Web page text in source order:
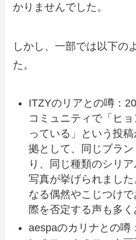
かりませんでした。
しかし、一部では以下の
た。
ITZYのリアとの噂：
コミュニティで「ヒ
っている」という投
拠として、同じブラ
り、同じ種類のシリ
写真が挙げられまし
なる偶然やこじつけ
際を否定する声も多く
aespaのカリナとの噂